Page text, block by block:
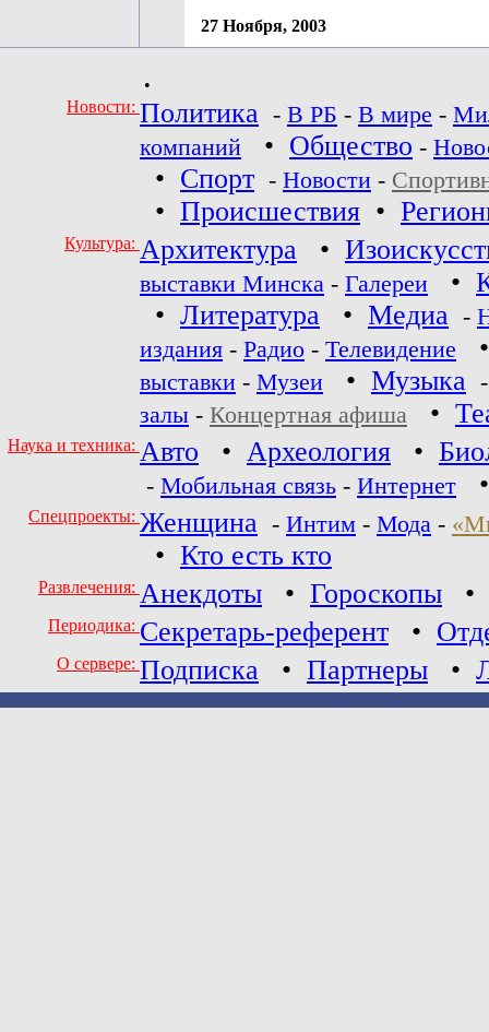
27 Ноября, 2003
•
Новости: Политика - В РБ - В мире -
компаний
• Общество -
• Спорт - Новости -
• Происшествия •
Культура: Архитектура •
выставки Минска - Галереи •
• Литература • Медиа -
издания - Радио - Телевидение
выставки - Музеи • Музыка
залы - Концертная афиша •
Наука и техника: Авто • Археология •
- Мобильная связь - Интернет
Спецпроекты: Женщина - Интим - Мода -
• Кто есть кто
Развлечения: Анекдоты • Гороскопы •
Периодика: Секретарь-референт •
О сервере: Подписка • Партнеры •